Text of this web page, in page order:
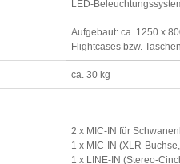
LED-
Aufgebaut: ca. 1250 x
Flightcases bzw.
ca. 30 kg
2 x MIC-IN für
1 x MIC-IN (XLR-
1 x LINE-IN (Stereo-